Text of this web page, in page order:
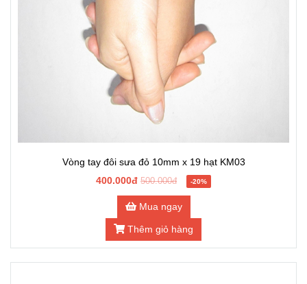
Vòng tay đôi sưa đỏ 10mm x 19 hạt KM03
400.000đ 500.000đ -20%
Mua ngay
Thêm giỏ hàng